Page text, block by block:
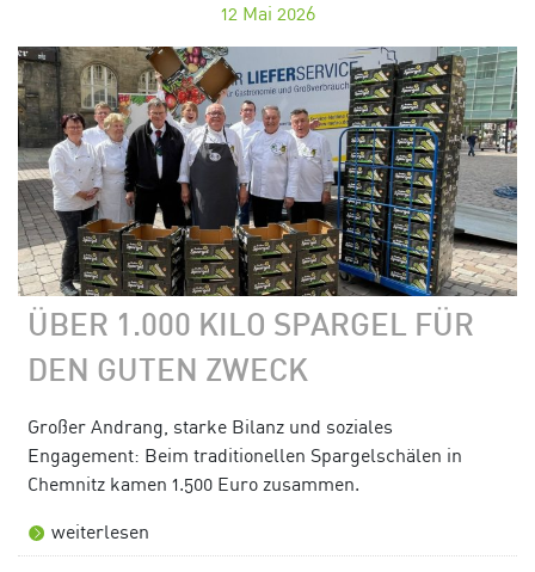
12 Mai 2026
ÜBER 1.000 KILO SPARGEL FÜR
DEN GUTEN ZWECK
Großer Andrang, starke Bilanz und soziales
Engagement: Beim traditionellen Spargelschälen in
Chemnitz kamen 1.500 Euro zusammen.
weiterlesen